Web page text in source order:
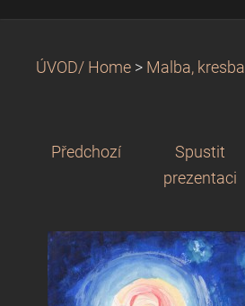
ÚVOD/ Home > Malba, kresba
Předchozí
Spustit
prezentaci